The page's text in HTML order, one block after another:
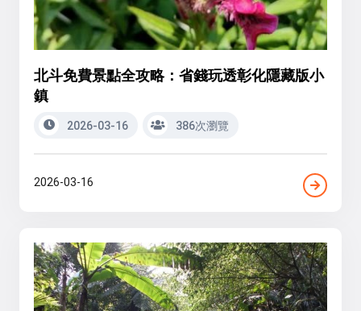
北斗免費景點全攻略：省錢玩透彰化隱藏版小
鎮
2026-03-16 386次瀏覽
2026-03-16